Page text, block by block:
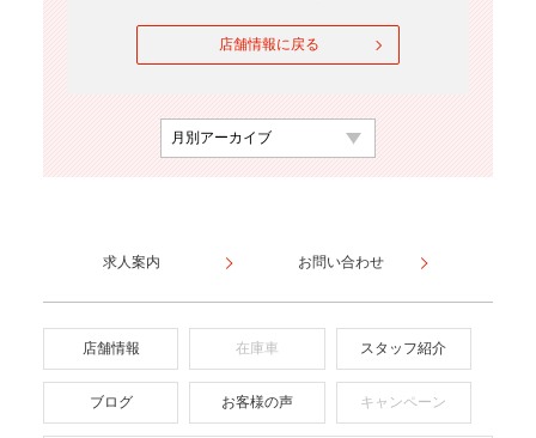
店舗情報に戻る
求人案内 お問い合わせ
店舗情報 在庫車 スタッフ紹介
ブログ お客様の声 キャンペーン